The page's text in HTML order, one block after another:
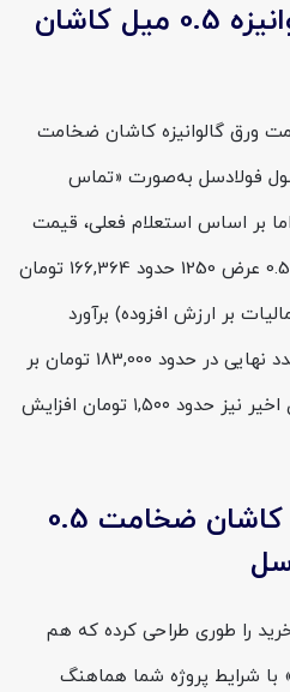
قیمت روز ورق گالوانیزه 0.5 میل کاشان
17 مرداد 1405، قیمت ورق گالوانیزه کاشان ضخامت
محصول فولادسل به‌صورت «تماس
بر اساس استعلام فعلی، قیمت
ورق گالوانیزه کاشان ضخامت 0.5 عرض 1250 حدود 166,364 تومان
هر کیلوگرم (بدون ۱۰٪ مالیات بر ارزش افزوده) برآورد
می‌شود؛ با احتساب مالیات، عدد نهایی در حدود 183,000 تومان بر
کیلو خواهد بود. در یک هفته‌ی اخیر نیز حدود ۱,۵۰۰ تومان افزایش
خرید ورق گالوانیزه کاشان ضخامت 0.5
را طوری طراحی کرده که هم
شرایط پروژه شما هماهنگ